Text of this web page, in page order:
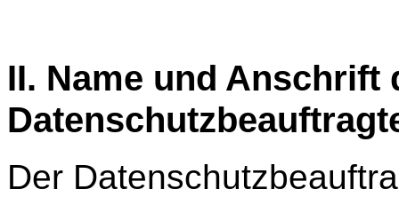
II. Name und Anschrift
Der